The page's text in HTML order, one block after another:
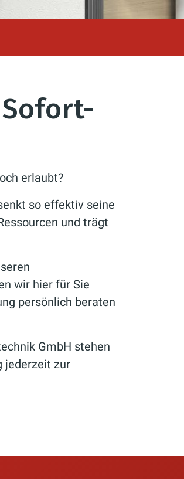
erlaubt?
so effektiv seine
und trägt
wir hier für Sie
persönlich beraten
GmbH stehen
jederzeit zur